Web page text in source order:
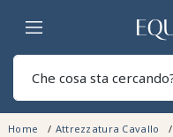
Casa
Home Attrezzatura Cavallo